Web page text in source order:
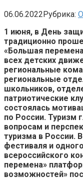
06.06.2022Рубрика:
1 июня, в День
традиционно
«Большая
всех детских
региональные
региональные
школьников,
патриотические
состоялась
по России. Туризм
вопросам и
туризма в России.
фестиваля и
всероссийского
перемена»
возможностей»